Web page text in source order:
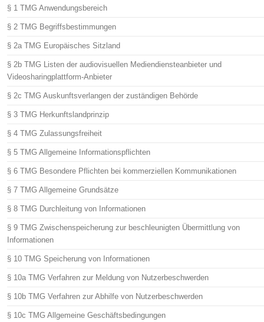
§ 1 TMG Anwendungsbereich
§ 2 TMG Begriffsbestimmungen
§ 2a TMG Europäisches Sitzland
§ 2b TMG Listen der audiovisuellen Mediendiensteanbieter und
Videosharingplattform-Anbieter
§ 2c TMG Auskunftsverlangen der zuständigen Behörde
§ 3 TMG Herkunftslandprinzip
§ 4 TMG Zulassungsfreiheit
§ 5 TMG Allgemeine Informationspflichten
§ 6 TMG Besondere Pflichten bei kommerziellen Kommunikationen
§ 7 TMG Allgemeine Grundsätze
§ 8 TMG Durchleitung von Informationen
§ 9 TMG Zwischenspeicherung zur beschleunigten Übermittlung von
Informationen
§ 10 TMG Speicherung von Informationen
§ 10a TMG Verfahren zur Meldung von Nutzerbeschwerden
§ 10b TMG Verfahren zur Abhilfe von Nutzerbeschwerden
§ 10c TMG Allgemeine Geschäftsbedingungen